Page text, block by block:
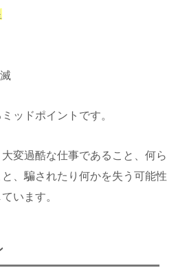
ッドポイントです。
変過酷な仕事であること、何ら
、騙されたり何かを失う可能性
います。